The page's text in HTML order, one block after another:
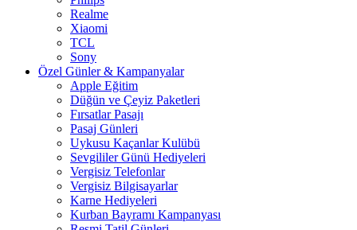
Realme
Xiaomi
TCL
Sony
Özel Günler & Kampanyalar
Apple Eğitim
Düğün ve Çeyiz Paketleri
Fırsatlar Pasajı
Pasaj Günleri
Uykusu Kaçanlar Kulübü
Sevgililer Günü Hediyeleri
Vergisiz Telefonlar
Vergisiz Bilgisayarlar
Karne Hediyeleri
Kurban Bayramı Kampanyası